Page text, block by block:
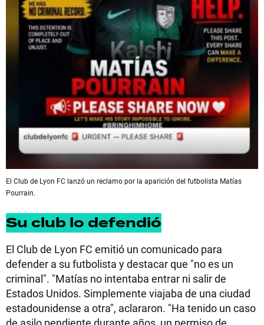
El Club de Lyon FC lanzó un reclamo por la aparición del futbolista Matías
Pourrain.
Su club lo defendió
El Club de Lyon FC emitió un comunicado para
defender a su futbolista y destacar que "no es un
criminal". "Matías no intentaba entrar ni salir de
Estados Unidos. Simplemente viajaba de una ciudad
estadounidense a otra", aclararon. "Ha tenido un caso